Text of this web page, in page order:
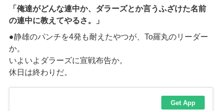
「 俺達がどんな連中か、ダラーズとか言うふざけた名前
の連中に教えてやるさ。
」
●静雄のパンチを4発も耐えたやつが、 To羅丸のリーダー
か。
いよいよダラーズに宣戦布告か。
休日は終わりだ。